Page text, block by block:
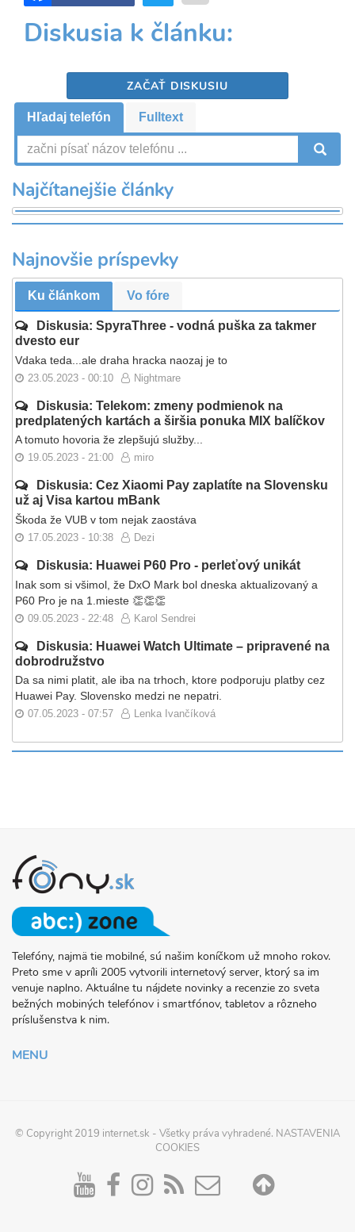
Diskusia k článku:
ZAČAŤ DISKUSIU
Hľadaj telefón Fulltext
Najčítanejšie články
Najnovšie príspevky
Ku článkom Vo fóre
Diskusia: SpyraThree - vodná puška za takmer
dvesto eur
Vdaka teda...ale draha hracka naozaj je to
23.05.2023 - 00:10 Nightmare
Diskusia: Telekom: zmeny podmienok na
predplatených kartách a širšia ponuka MIX balíčkov
A tomuto hovoria že zlepšujú služby...
19.05.2023 - 21:00 miro
Diskusia: Cez Xiaomi Pay zaplatíte na Slovensku
už aj Visa kartou mBank
Škoda že VUB v tom nejak zaostáva
17.05.2023 - 10:38 Dezi
Diskusia: Huawei P60 Pro - perleťový unikát
Inak som si všimol, že DxO Mark bol dneska aktualizovaný a
P60 Pro je na 1.mieste 👏👏👏
09.05.2023 - 22:48 Karol Sendrei
Diskusia: Huawei Watch Ultimate – pripravené na
dobrodružstvo
Da sa nimi platit, ale iba na trhoch, ktore podporuju platby cez
Huawei Pay. Slovensko medzi ne nepatri.
07.05.2023 - 07:57 Lenka Ivančíková
O
PROJEKTE
FONY.SK
Telefóny, najmä tie mobilné, sú našim koníčkom už mnoho rokov.
Preto sme v apríli 2005 vytvorili internetový server, ktorý sa im
venuje naplno. Aktuálne tu nájdete novinky a recenzie zo sveta
bežných mobiných telefónov i smartfónov, tabletov a rôzneho
príslušenstva k nim.
MENU
© Copyright 2019 internet.sk - Všetky práva vyhradené. NASTAVENIA
COOKIES